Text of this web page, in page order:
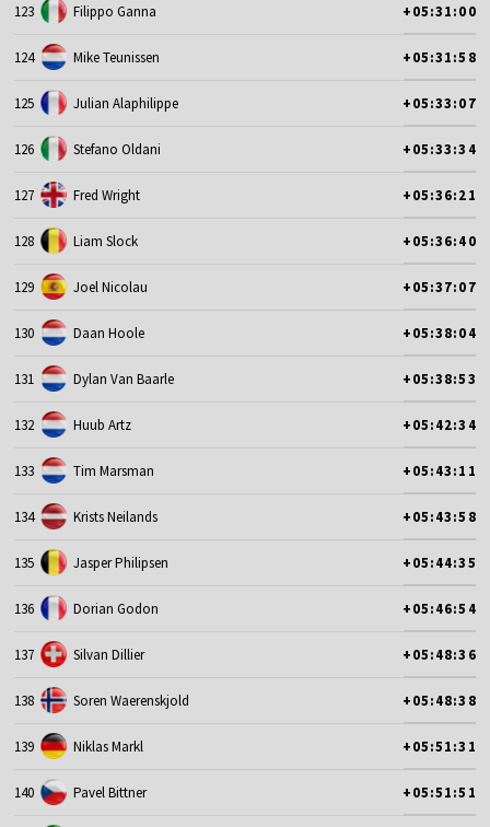
123 Filippo Ganna +05:31:00
124 Mike Teunissen +05:31:58
125 Julian Alaphilippe +05:33:07
126 Stefano Oldani +05:33:34
127 Fred Wright +05:36:21
128 Liam Slock +05:36:40
129 Joel Nicolau +05:37:07
130 Daan Hoole +05:38:04
131 Dylan Van Baarle +05:38:53
132 Huub Artz +05:42:34
133 Tim Marsman +05:43:11
134 Krists Neilands +05:43:58
135 Jasper Philipsen +05:44:35
136 Dorian Godon +05:46:54
137 Silvan Dillier +05:48:36
138 Soren Waerenskjold +05:48:38
139 Niklas Markl +05:51:31
140 Pavel Bittner +05:51:51